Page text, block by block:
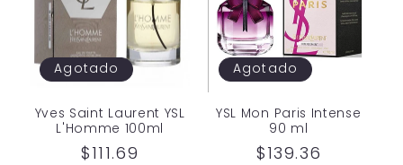
Agotado
Yves Saint Laurent YSL
L'Homme 100ml
Precio
$111.69
Agotado
YSL Mon Paris Intense
90 ml
Precio
$139.36